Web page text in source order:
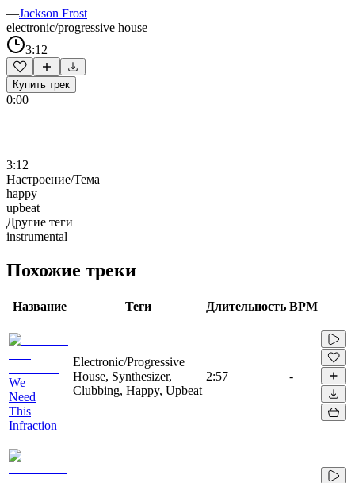
—Jackson Frost
electronic/progressive house
3:12
Купить трек
0:00
3:12
Настроение/Тема
happy
upbeat
Другие теги
instrumental
Похожие треки
Название Теги Длительность BPM
We
Need
This
Infraction
Electronic/Progressive
House, Synthesizer,
Clubbing, Happy, Upbeat
2:57 -